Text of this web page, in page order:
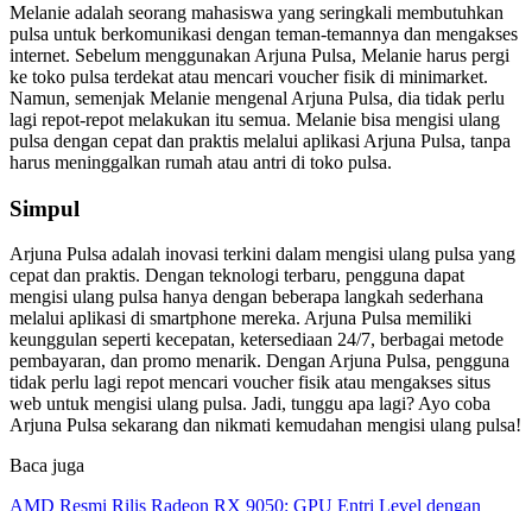
Melanie adalah seorang mahasiswa yang seringkali membutuhkan
pulsa untuk berkomunikasi dengan teman-temannya dan mengakses
internet. Sebelum menggunakan Arjuna Pulsa, Melanie harus pergi
ke toko pulsa terdekat atau mencari voucher fisik di minimarket.
Namun, semenjak Melanie mengenal Arjuna Pulsa, dia tidak perlu
lagi repot-repot melakukan itu semua. Melanie bisa mengisi ulang
pulsa dengan cepat dan praktis melalui aplikasi Arjuna Pulsa, tanpa
harus meninggalkan rumah atau antri di toko pulsa.
Simpul
Arjuna Pulsa adalah inovasi terkini dalam mengisi ulang pulsa yang
cepat dan praktis. Dengan teknologi terbaru, pengguna dapat
mengisi ulang pulsa hanya dengan beberapa langkah sederhana
melalui aplikasi di smartphone mereka. Arjuna Pulsa memiliki
keunggulan seperti kecepatan, ketersediaan 24/7, berbagai metode
pembayaran, dan promo menarik. Dengan Arjuna Pulsa, pengguna
tidak perlu lagi repot mencari voucher fisik atau mengakses situs
web untuk mengisi ulang pulsa. Jadi, tunggu apa lagi? Ayo coba
Arjuna Pulsa sekarang dan nikmati kemudahan mengisi ulang pulsa!
Baca juga
AMD Resmi Rilis Radeon RX 9050: GPU Entri Level dengan